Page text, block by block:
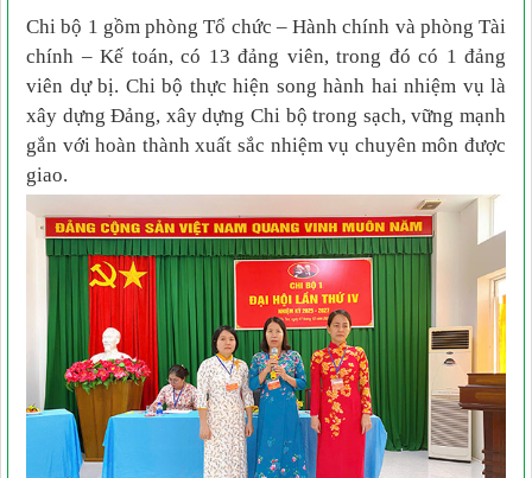
Chi bộ 1 gồm phòng Tổ chức – Hành chính và phòng Tài
chính – Kế toán, có 13 đảng viên, trong đó có 1 đảng
viên dự bị. Chi bộ thực hiện song hành hai nhiệm vụ là
xây dựng Đảng, xây dựng Chi bộ trong sạch, vững mạnh
gắn với hoàn thành xuất sắc nhiệm vụ chuyên môn được
giao.